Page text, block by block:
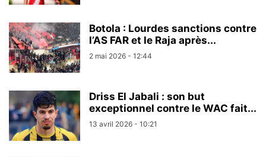
Botola : Lourdes sanctions contre
l’AS FAR et le Raja après...
2 mai 2026 - 12:44
Driss El Jabali : son but
exceptionnel contre le WAC fait...
13 avril 2026 - 10:21